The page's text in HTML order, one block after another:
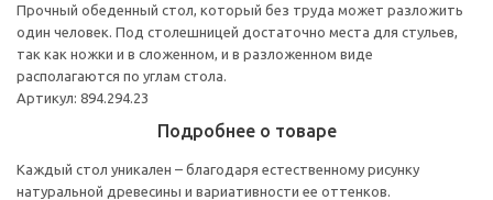
Прочный обеденный стол, который без труда может разложить
один человек. Под столешницей достаточно места для стульев,
так как ножки и в сложенном, и в разложенном виде
располагаются по углам стола.
Артикул: 894.294.23
Подробнее о товаре
Каждый стол уникален – благодаря естественному рисунку
натуральной древесины и вариативности ее оттенков.